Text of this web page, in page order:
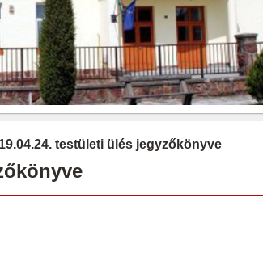
testületi ülés jegyzőkönyve